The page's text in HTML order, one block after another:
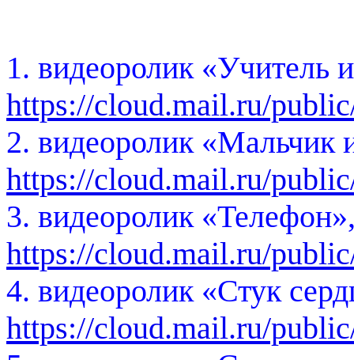
1. видеоролик «Учитель
https://cloud.mail.ru/
2. видеоролик «Мальчик
https://cloud.mail.ru/
3. видеоролик
https://cloud.mail.ru/
4. видеоролик «Стук
https://cloud.mail.ru/